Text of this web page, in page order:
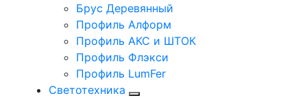
Брус Деревянный
Профиль Алформ
Профиль АКС и ШТОК
Профиль Флэкси
Профиль LumFer
Светотехника